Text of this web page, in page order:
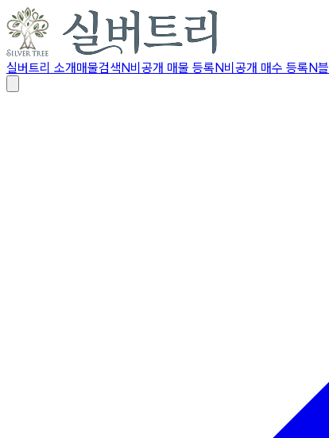
실버트리 소개매물검색N비공개 매물 등록N비공개 매수 등록N